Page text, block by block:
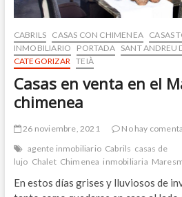
CABRILS CASAS CON CHIMENEA CASAS
INMOBILIARIO
PORTADA SANT ANDREU
CATEGORIZAR TEIÀ
Casas en venta en el
chimenea
26 noviembre, 2021
No hay
agente inmobiliario Cabrils casas de
lujo Chalet Chimenea inmobiliaria
En estos días grises y lluviosos de